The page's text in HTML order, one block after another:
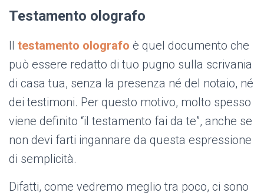
Testamento olografo
Il testamento olografo è quel documento che
può essere redatto di tuo pugno sulla scrivania
di casa tua, senza la presenza né del notaio, né
dei testimoni. Per questo motivo, molto spesso
viene definito “il testamento fai da te”, anche se
non devi farti ingannare da questa espressione
di semplicità.
Difatti, come vedremo meglio tra poco, ci sono